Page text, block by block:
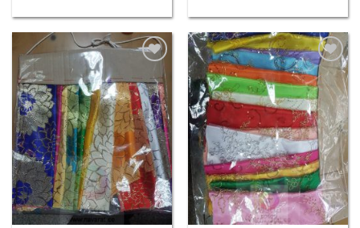
Wishlist
Add to
Wishlist